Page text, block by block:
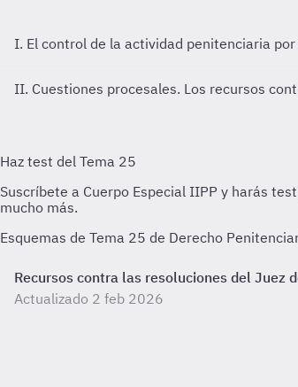
I. El control de la actividad penitenciaria
II. Cuestiones procesales. Los recursos
Esquemas de Tema 25 de Derecho
Recursos contra las resoluciones del Juez
Actualizado 2 feb 2026